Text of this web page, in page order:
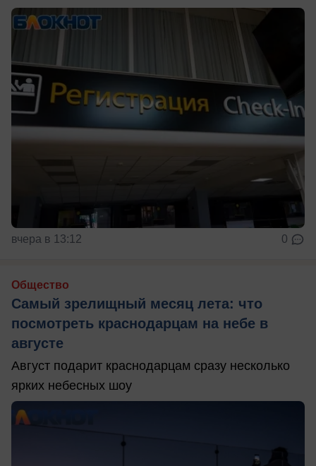
вчера в 13:12 0
Общество
Самый зрелищный месяц лета: что
посмотреть краснодарцам на небе в
августе
Август подарит краснодарцам сразу несколько
ярких небесных шоу